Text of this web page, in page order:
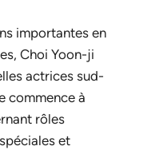
importantes en
Choi Yoon-ji
actrices sud-
commence à
rôles
et